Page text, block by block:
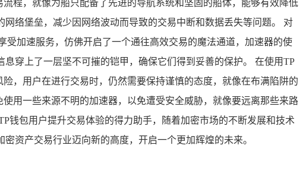
程，就像为船只配备了先进的导航系统和坚固的船体，能够有效降低
络堡垒，减少因网络波动而导致的交易中断和数据丢失等问题。 对
加速服务，仿佛开启了一个通往高效交易的魔法通道，加速器的使
穿上了一层坚不可摧的铠甲，确保它们得到妥善的保护。 在使用TP
，用户在进行交易时，仍然需要保持谨慎的态度，就像在布满陷阱的
用一些来源不明的加速器，以免遭受安全威胁，就像要远离那些来路
钱包用户提升交易体验的得力助手，随着加密市场的不断发展和技术
资产交易行业迈向新的高度，开启一个更加辉煌的未来。